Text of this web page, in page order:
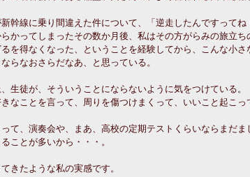
幹線に乗り間違えた件について、「逆走したんですって
かってしまったその数か月後、私はその方がらみの旅立
を得なくなった、ということを経験してから、こんな小
らなおさらだなあ、と思っている。
生徒が、そういうことにならないように気をつけている。
なことを言って、周りを傷つけまくって、いいこと起こっ
て、演奏会や、まあ、高校の定期テストくらいならまだ
ことが多いから・・・。
きたような私の実感です。